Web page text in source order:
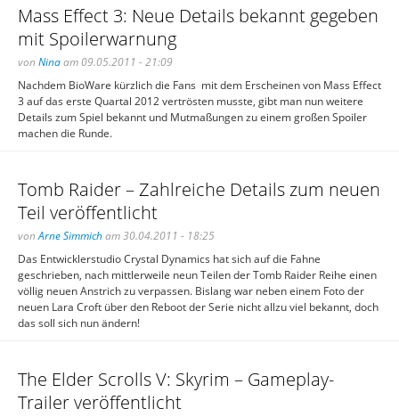
Mass Effect 3: Neue Details bekannt gegeben
mit Spoilerwarnung
von Ninaam 09.05.2011 - 21:09
Nachdem BioWare kürzlich die Fans mit dem Erscheinen von Mass Effect
3 auf das erste Quartal 2012 vertrösten musste, gibt man nun weitere
Details zum Spiel bekannt und Mutmaßungen zu einem großen Spoiler
machen die Runde.
Tomb Raider – Zahlreiche Details zum neuen
Teil veröffentlicht
vonArne Simmicham 30.04.2011 - 18:25
Das Entwicklerstudio Crystal Dynamics hat sich auf die Fahne
geschrieben, nach mittlerweile neun Teilen der Tomb Raider Reihe einen
völlig neuen Anstrich zu verpassen. Bislang war neben einem Foto der
neuen Lara Croft über den Reboot der Serie nicht allzu viel bekannt, doch
das soll sich nun ändern!
The Elder Scrolls V: Skyrim – Gameplay-
Trailer veröffentlicht